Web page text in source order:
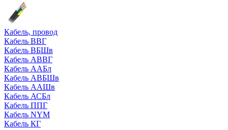
Кабель, провод
Кабель ВВГ
Кабель ВБШв
Кабель АВВГ
Кабель ААБл
Кабель АВБШв
Кабель ААШв
Кабель АСБл
Кабель ППГ
Кабель NYM
Кабель КГ